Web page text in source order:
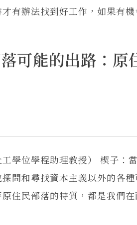
有辦法找到好工作，如果有
可能的出路：原
學位學程助理教授） 楔子：
問和尋找資本主義以外的各
住民部落的特質，都是我們